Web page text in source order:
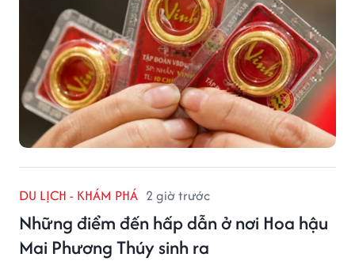
DU LỊCH - KHÁM PHÁ 2 giờ trước
Những điểm đến hấp dẫn ở nơi Hoa hậu
Mai Phương Thúy sinh ra